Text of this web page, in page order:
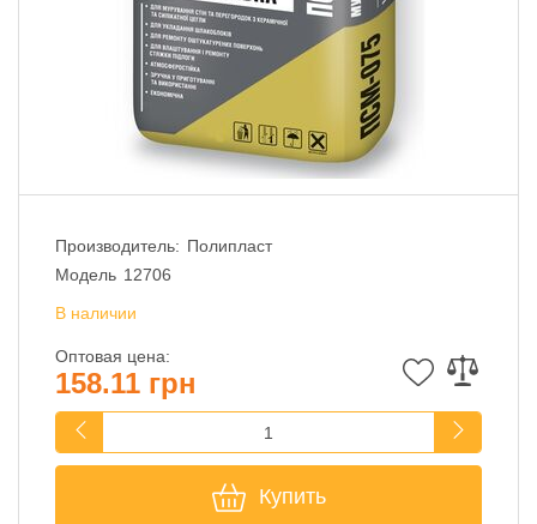
Производитель: Полипласт
Модель 12706
В наличии
Оптовая цена:
158.11 грн
Купить